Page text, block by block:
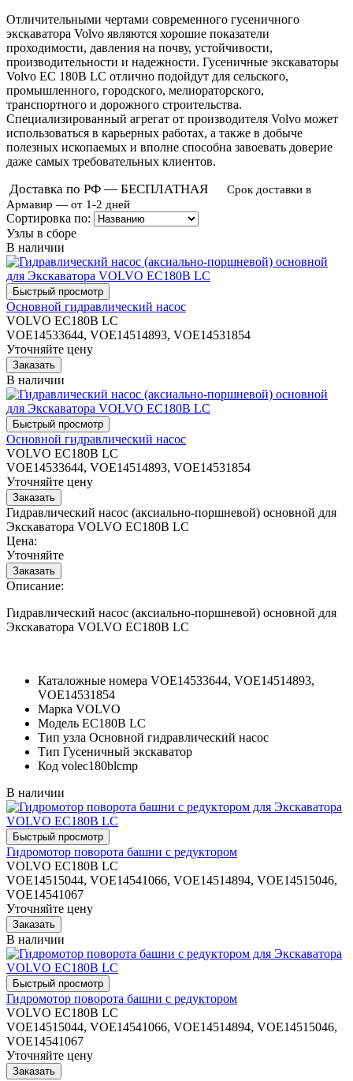
Отличительными чертами современного гусеничного
экскаватора Volvo являются хорошие показатели
проходимости, давления на почву, устойчивости,
производительности и надежности. Гусеничные экскаваторы
Volvo EC 180B LC отлично подойдут для сельского,
промышленного, городского, мелиораторского,
транспортного и дорожного строительства.
Специализированный агрегат от производителя Volvo может
использоваться в карьерных работах, а также в добыче
полезных ископаемых и вполне способна завоевать доверие
даже самых требовательных клиентов.
Доставка по РФ — БЕСПЛАТНАЯ
Срок доставки в
Армавир — от 1-2 дней
Сортировка по:
Узлы в сборе
В наличии
Основной гидравлический насос
VOLVO EC180B LC
VOE14533644, VOE14514893, VOE14531854
Уточняйте цену
В наличии
Основной гидравлический насос
VOLVO EC180B LC
VOE14533644, VOE14514893, VOE14531854
Уточняйте цену
Гидравлический насос (аксиально-поршневой) основной для
Экскаватора VOLVO EC180B LC
Цена:
Уточняйте
Описание:
Гидравлический насос (аксиально-поршневой) основной для
Экскаватора VOLVO EC180B LC
Каталожные номера VOE14533644, VOE14514893,
VOE14531854
Марка VOLVO
Модель EC180B LC
Тип узла Основной гидравлический насос
Тип Гусеничный экскаватор
Код volec180blcmp
В наличии
Гидромотор поворота башни с редуктором
VOLVO EC180B LC
VOE14515044, VOE14541066, VOE14514894, VOE14515046,
VOE14541067
Уточняйте цену
В наличии
Гидромотор поворота башни с редуктором
VOLVO EC180B LC
VOE14515044, VOE14541066, VOE14514894, VOE14515046,
VOE14541067
Уточняйте цену